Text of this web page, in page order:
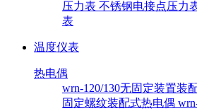
压力表 不锈钢电接点压力
表
温度仪表
热电偶
wrn-120/130无固定装置装
固定螺纹装配式热电偶